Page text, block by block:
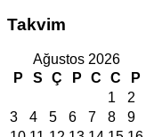
Takvim
Ağustos 2026
P
S Ç P C C
P
1
2
3
4 5 6 7 8
9